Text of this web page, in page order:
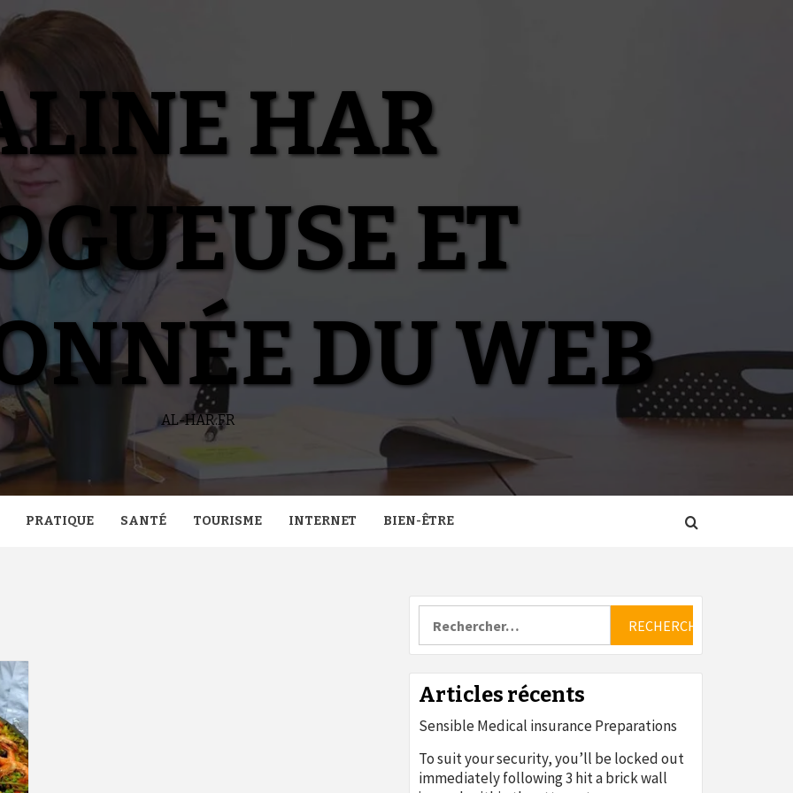
HAR
ET
DU WEB
AL-HAR.FR
PRATIQUE SANTÉ TOURISME INTERNET BIEN-ÊTRE
Articles récents
Sensible Medical insurance Preparations
To suit your security, you’ll be locked out
immediately following 3 hit a brick wall